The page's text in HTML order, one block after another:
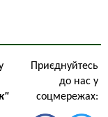
Приєднуйтесь
до нас у
соцмережах: